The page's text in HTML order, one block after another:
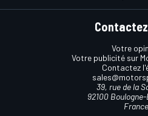
Votre
Votre publicité sur
Contactez
39, rue de la
92100
France